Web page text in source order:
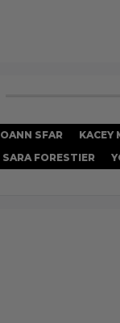
SFAR KACEY
SARA FORESTIER